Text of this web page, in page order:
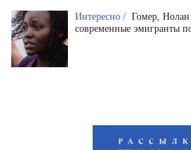
Интересно / Гомер,
современные эмигранты